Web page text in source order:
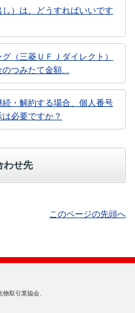
）は、どうすればいいです
（三菱ＵＦＪダイレクト）
つみたて金額...
・解約する場合、個人番号
は必要ですか？
わせ先
このページの先頭へ
取引業協会、